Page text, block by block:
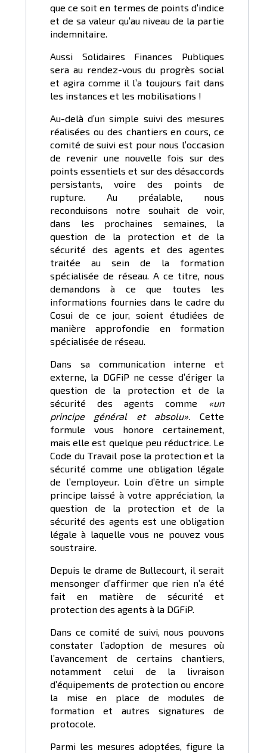
que ce soit en termes de points d’indice
et de sa valeur qu’au niveau de la partie
indemnitaire.
Aussi Solidaires Finances Publiques
sera au rendez-vous du progrès social
et agira comme il l’a toujours fait dans
les instances et les mobilisations !
Au-delà d’un simple suivi des mesures
réalisées ou des chantiers en cours, ce
comité de suivi est pour nous l’occasion
de revenir une nouvelle fois sur des
points essentiels et sur des désaccords
persistants, voire des points de
rupture. Au préalable, nous
reconduisons notre souhait de voir,
dans les prochaines semaines, la
question de la protection et de la
sécurité des agents et des agentes
traitée au sein de la formation
spécialisée de réseau. A ce titre, nous
demandons à ce que toutes les
informations fournies dans le cadre du
Cosui de ce jour, soient étudiées de
manière approfondie en formation
spécialisée de réseau.
Dans sa communication interne et
externe, la DGFiP ne cesse d’ériger la
question de la protection et de la
sécurité des agents comme «un
principe général et absolu». Cette
formule vous honore certainement,
mais elle est quelque peu réductrice. Le
Code du Travail pose la protection et la
sécurité comme une obligation légale
de l’employeur. Loin d’être un simple
principe laissé à votre appréciation, la
question de la protection et de la
sécurité des agents est une obligation
légale à laquelle vous ne pouvez vous
soustraire.
Depuis le drame de Bullecourt, il serait
mensonger d’affirmer que rien n’a été
fait en matière de sécurité et
protection des agents à la DGFiP.
Dans ce comité de suivi, nous pouvons
constater l’adoption de mesures où
l’avancement de certains chantiers,
notamment celui de la livraison
d’équipements de protection ou encore
la mise en place de modules de
formation et autres signatures de
protocole.
Parmi les mesures adoptées, figure la